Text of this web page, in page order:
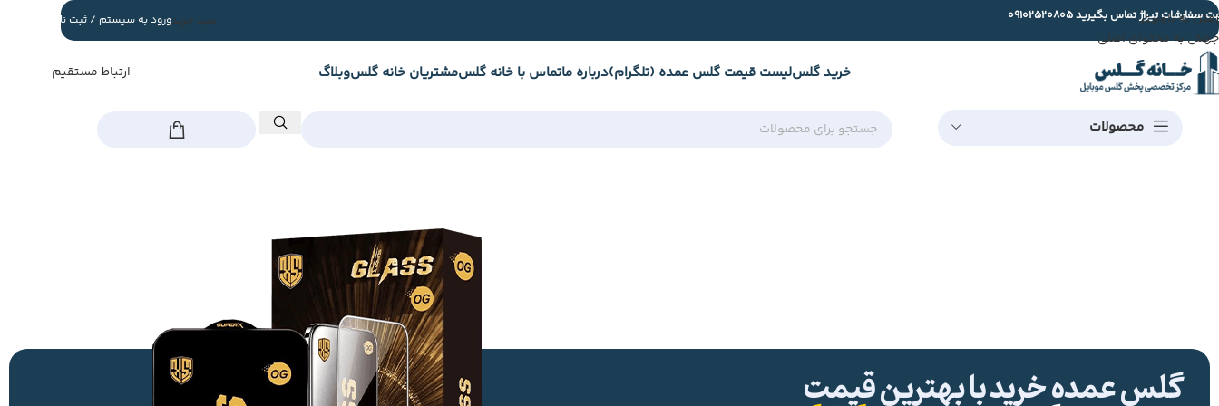
رفتن به ناوبری
جهش به محتوای اصلی
09102520805سفارشات تیراژ تماس بگیرید سبد خریدورود به سیستم / ثبت نام
خرید گلسلیست قیمت گلس عمده (تلگرام)درباره ماتماس با خانه گلسمشتریان خانه گلسوبلاگ ارتباط مستقیم
محصولات
گلس عمده خرید با بهترین قیمت